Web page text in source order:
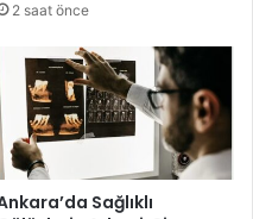
2 saat önce
Sağlıklı